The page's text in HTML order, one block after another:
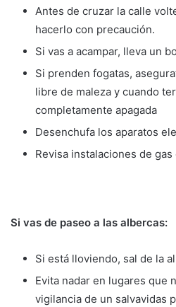
Antes de cruzar la calle
hacerlo con precaución.
Si vas a acampar, lleva un
Si prenden fogatas,
libre de maleza y cuando
completamente apagada
Desenchufa los aparatos
Revisa instalaciones de
Si vas de paseo a las albercas:
Si está lloviendo, sal de la
Evita nadar en lugares que
vigilancia de un salvavidas